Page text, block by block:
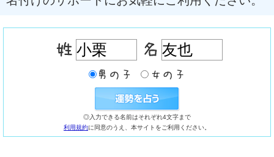
◎入力できる名前はそれぞれ4文字まで
利用規約に同意のうえ、本サイトをご利用ください。